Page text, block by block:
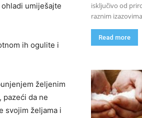
umiješajte
ih ogulite i
željenim
pazeći da ne
svojim željama i
isključivo od
raznim
Read more